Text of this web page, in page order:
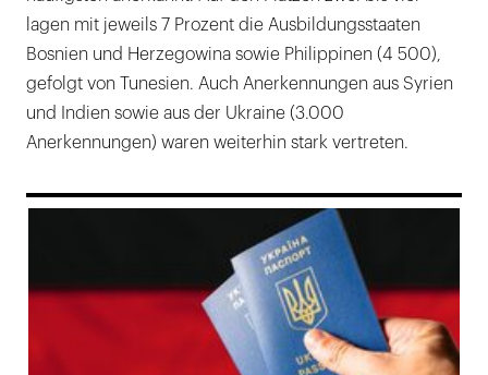
lagen mit jeweils 7 Prozent die Ausbildungsstaaten
Bosnien und Herzegowina sowie Philippinen (4 500),
gefolgt von Tunesien. Auch Anerkennungen aus Syrien
und Indien sowie aus der Ukraine (3.000
Anerkennungen) waren weiterhin stark vertreten.